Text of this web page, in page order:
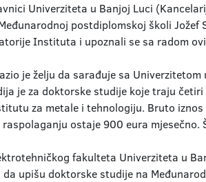
Univerziteta u Banjoj Luci
postdiplomskoj školi
Instituta i upoznali se sa radom
je želju da sarađuje sa
je za doktorske studije koje traju
za metale i tehnologiju. Bruto
ostaje 900 eura
fakulteta Univerziteta u
upišu doktorske studije na